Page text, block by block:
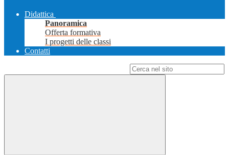
Didattica
Panoramica
Offerta formativa
I progetti delle classi
Contatti